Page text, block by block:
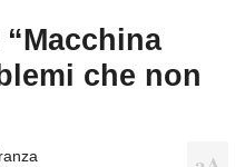
che non